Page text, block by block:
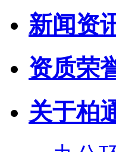
新闻资
资质荣
关于柏